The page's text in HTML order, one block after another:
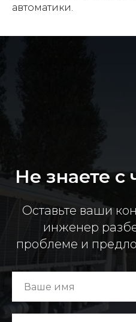
автоматики.
Не знаете с
Оставьте ваши
инженер
проблеме и